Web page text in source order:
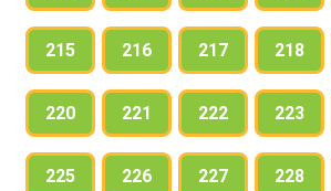
215 216 217 218
220 221 222 223
225 226 227 228